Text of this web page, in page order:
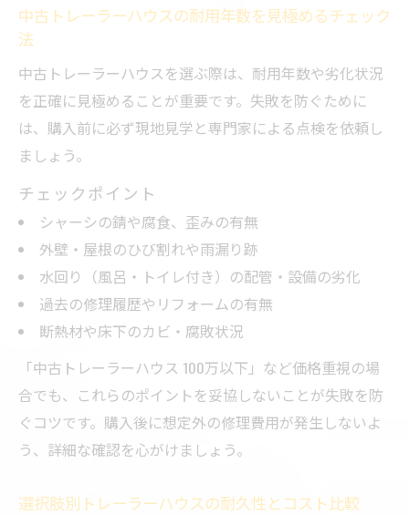
中古トレーラーハウスの耐用年数を見極めるチェック
法
中古トレーラーハウスを選ぶ際は、耐用年数や劣化状況
を正確に見極めることが重要です。失敗を防ぐために
は、購入前に必ず現地見学と専門家による点検を依頼し
ましょう。
チェックポイント
シャーシの錆や腐食、歪みの有無
外壁・屋根のひび割れや雨漏り跡
水回り（風呂・トイレ付き）の配管・設備の劣化
過去の修理履歴やリフォームの有無
断熱材や床下のカビ・腐敗状況
「中古トレーラーハウス 100万以下」など価格重視の場
合でも、これらのポイントを妥協しないことが失敗を防
ぐコツです。購入後に想定外の修理費用が発生しないよ
う、詳細な確認を心がけましょう。
選択肢別トレーラーハウスの耐久性とコスト比較